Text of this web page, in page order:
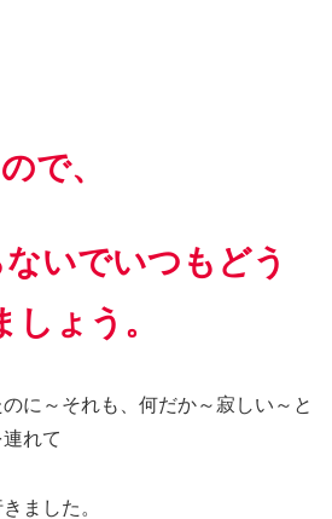
で、
いでいつもどう
しょう。
に～それも、何だか～寂しい～と
れて
ました。